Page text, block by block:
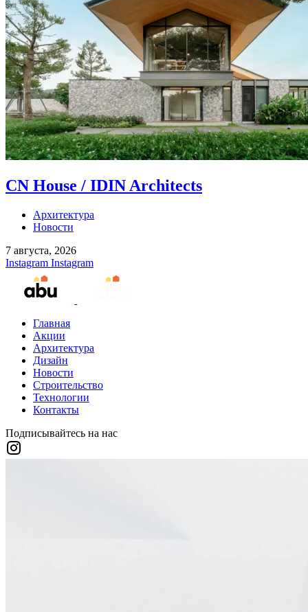
CN House / IDIN Architects
Архитектура
Новости
7 августа, 2026
Instagram Instagram
Главная
Акции
Архитектура
Дизайн
Новости
Строительство
Технологии
Контакты
Подписывайтесь на нас